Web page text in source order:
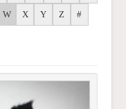
W X Y Z #